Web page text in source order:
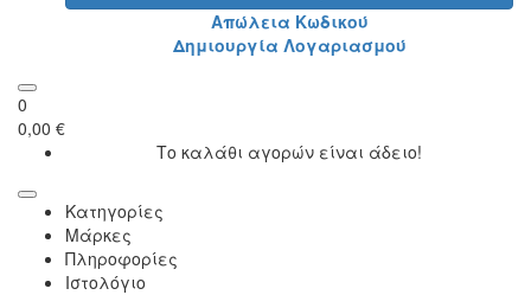
Απώλεια Κωδικού
Δημιουργία Λογαριασμού
0
0,00 €
Το καλάθι αγορών είναι άδειο!
Κατηγορίες
Μάρκες
Πληροφορίες
Ιστολόγιο